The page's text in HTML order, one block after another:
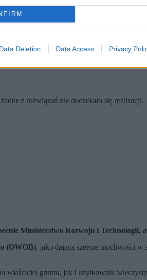
Data Deletion Data Access Privacy
własności warstwowej.
nad infrastrukturą. Obiekt musi jednak
kwadratowych.
być ona
poszłaby siedzieć
z rozwiązań nie doczekało się realizacji.
Ministerstwo Rozwoju i Technologii,
(OWOB), jako dającą szersze możliwości
właściciel gruntu, jak i użytkownik